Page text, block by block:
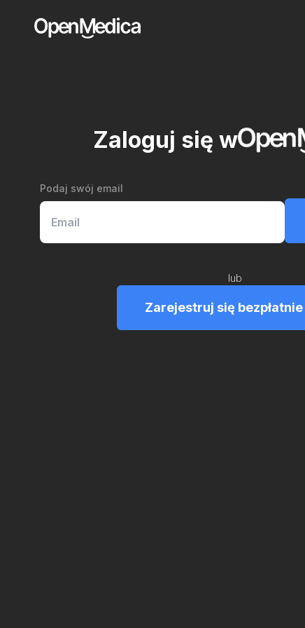
Zaloguj się w
Podaj swój email
lub
Zarejestruj się bezpłatnie